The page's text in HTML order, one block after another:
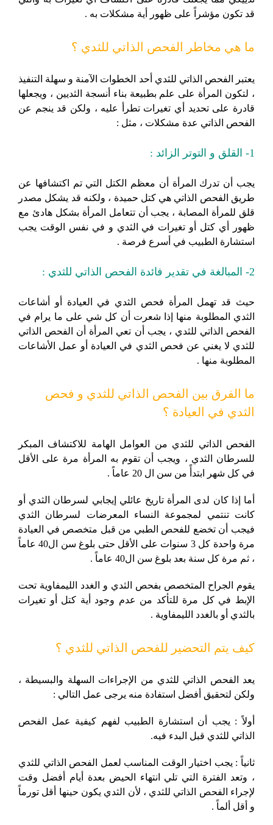
قد تكون مؤشراً على ظهور أية مشكلات به .
ما هي مخاطر الفحص الذاتي للثدي ؟
يعتبر الفحص الذاتي للثدي أحد الخطوات الآمنة و سهلة التنفيذ
، لتكون المرأة على علم بطبيعة بناء أنسجة الثديين ، ويجعلها
قادرة على تحديد أي تغيرات تطرأ عليه ، ولكن قد ينجم عن
الفحص الذاتي عدة مشكلات ، مثل :
1- القلق و التوتر الزائد :
يجب أن تدرك المرأة أن معظم الكتل التي تم اكتشافها عن
طريق الفحص الذاتي هي كتل حميدة ، ولكنه قد يشكل مصدر
قلق للمرأة المصابة ، يجب أن تتعامل المرأة بشكل هادئ مع
ظهور أي كتل أو تغيرات في الثدي و في نفس الوقت يجب
استشارة الطبيب في أسرع فرصة .
2- المبالغة في تقدير فائدة الفحص الذاتي للثدي :
حيث قد تهمل المرأة فحص الثدي في العيادة أو أشاعات
الثدي المطلوبة منها إذا شعرت أن كل شي على ما يرام في
الفحص الذاتي للثدي ، يجب أن تعي المرأة أن الفحص الذاتي
للثدي لا يغني عن فحص الثدي في العيادة أو عمل الأشاعات
المطلوبة منها .
ما الفرق بين الفحص الذاتي للثدي و فحص
الثدي في العيادة ؟
الفحص الذاتي للثدي من العوامل الهامة للاكتشاف المبكر
للسرطان الثدي ، ويجب أن تقوم به المرأة مرة على الأقل
في كل شهر ابتدأً من سن ال 20 عاماً .
أما إذا كان لدى المرأة تاريخ عائلي إيجابي لسرطان الثدي أو
كانت تنتمي لمجموعة النساء المعرضات لسرطان الثدي
فيجب أن تخضع للفحص الطبي من قبل متخصص في العيادة
مرة واحدة كل 3 سنوات على الأقل حتى بلوغ سن ال40 عاماً
، ثم مرة كل سنة بعد بلوغ سن ال40 عاماً .
يقوم الجراح المتخصص بفحص الثدي و الغدد الليمفاوية تحت
الإبط في كل مرة للتأكد من عدم وجود أية كتل أو تغيرات
بالثدي أو بالغدد الليمفاوية .
كيف يتم التحضير للفحص الذاتي للثدي ؟
يعد الفحص الذاتي للثدي من الإجراءات السهلة والبسيطة ،
ولكن لتحقيق أفضل استفادة منه يرجى عمل التالي :
أولاً : يجب أن استشارة الطبيب لفهم كيفية عمل الفحص
الذاتي للثدي قبل البدء فيه.
ثانياً : يجب اختيار الوقت المناسب لعمل الفحص الذاتي للثدي
، وتعد الفترة التي تلي انتهاء الحيض بعدة أيام أفضل وقت
لإجراء الفحص الذاتي للثدي ، لأن الثدي يكون حينها أقل تورماً
و أقل ألماً .